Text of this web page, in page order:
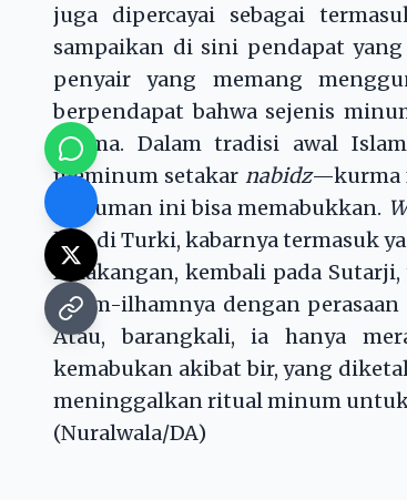
juga dipercayai sebagai
sampaikan di sini pendapat
penyair yang memang
berpendapat bahwa sejenis
agama. Dalam tradisi awal
meminum setakar nabidz—kurma
minuman ini bisa memabukkan.
lain di Turki, kabarnya termasuk
Belakangan, kembali pada
ilham-ilhamnya dengan
Atau, barangkali, ia hanya
kemabukan akibat bir, yang
meninggalkan ritual minum
(Nuralwala/DA)